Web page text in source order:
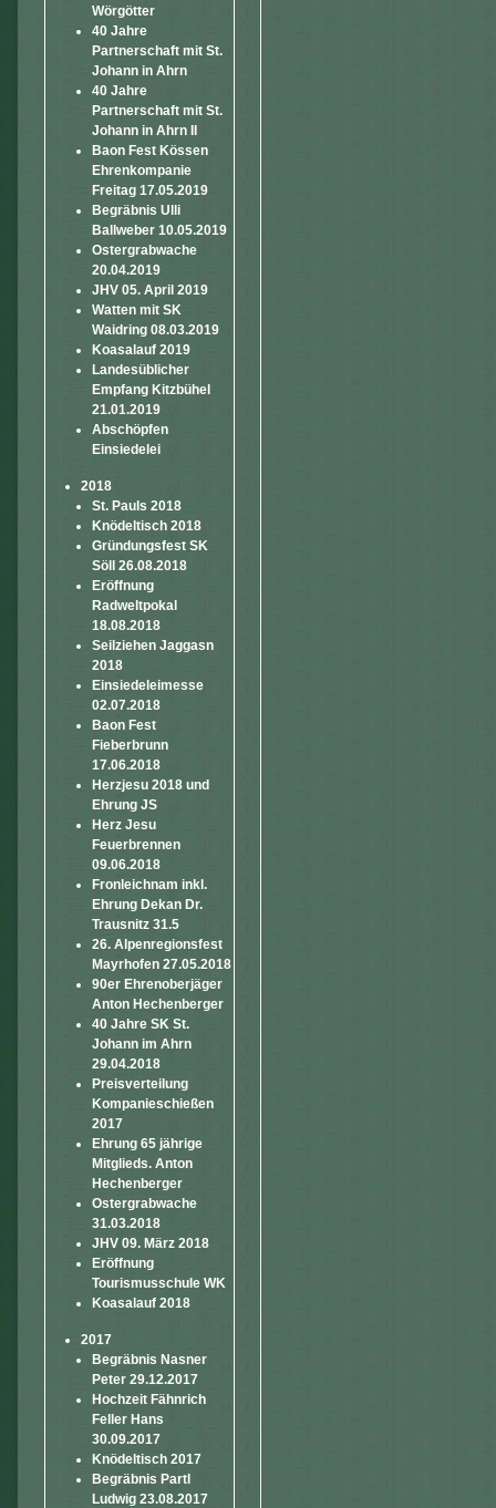
Wörgötter
40 Jahre
Partnerschaft mit St.
Johann in Ahrn
40 Jahre
Partnerschaft mit St.
Johann in Ahrn II
Baon Fest Kössen
Ehrenkompanie
Freitag 17.05.2019
Begräbnis Ulli
Ballweber 10.05.2019
Ostergrabwache
20.04.2019
JHV 05. April 2019
Watten mit SK
Waidring 08.03.2019
Koasalauf 2019
Landesüblicher
Empfang Kitzbühel
21.01.2019
Abschöpfen
Einsiedelei
2018
St. Pauls 2018
Knödeltisch 2018
Gründungsfest SK
Söll 26.08.2018
Eröffnung
Radweltpokal
18.08.2018
Seilziehen Jaggasn
2018
Einsiedeleimesse
02.07.2018
Baon Fest
Fieberbrunn
17.06.2018
Herzjesu 2018 und
Ehrung JS
Herz Jesu
Feuerbrennen
09.06.2018
Fronleichnam inkl.
Ehrung Dekan Dr.
Trausnitz 31.5
26. Alpenregionsfest
Mayrhofen 27.05.2018
90er Ehrenoberjäger
Anton Hechenberger
40 Jahre SK St.
Johann im Ahrn
29.04.2018
Preisverteilung
Kompanieschießen
2017
Ehrung 65 jährige
Mitglieds. Anton
Hechenberger
Ostergrabwache
31.03.2018
JHV 09. März 2018
Eröffnung
Tourismusschule WK
Koasalauf 2018
2017
Begräbnis Nasner
Peter 29.12.2017
Hochzeit Fähnrich
Feller Hans
30.09.2017
Knödeltisch 2017
Begräbnis Partl
Ludwig 23.08.2017